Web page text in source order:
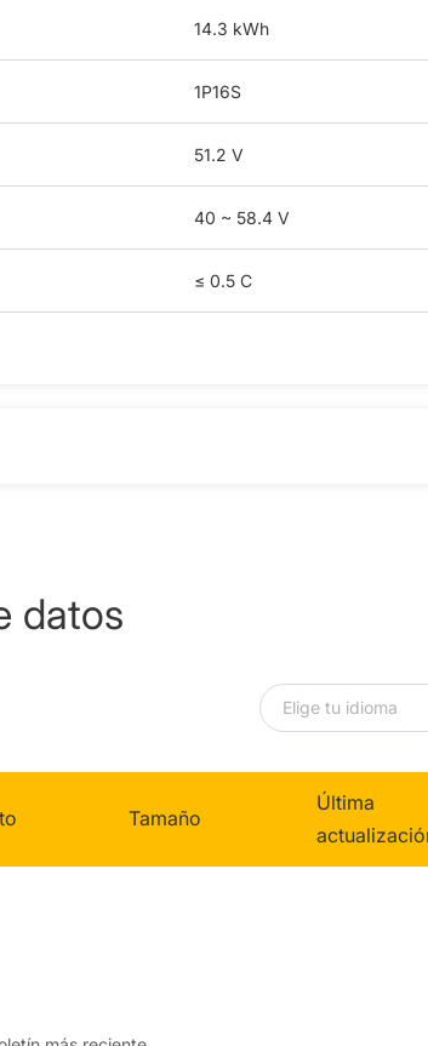
14.3 kWh
1P16S
51.2 V
40 ~ 58.4 V
≤ 0.5 C
datos
Tamaño
Última